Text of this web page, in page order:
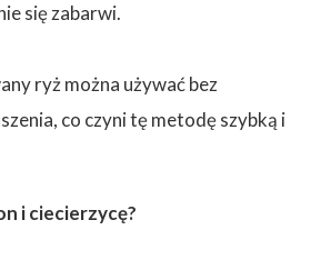
się zabarwi.
ryż można używać bez
co czyni tę metodę szybką i
i ciecierzycę?